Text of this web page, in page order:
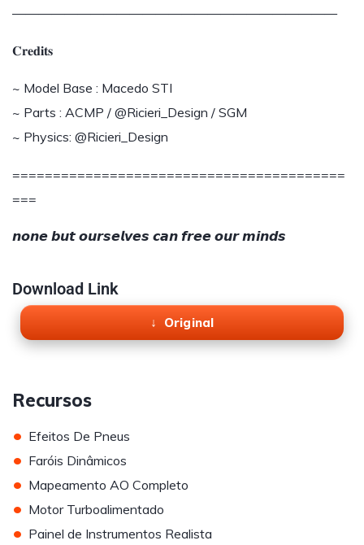
—————————————————————————
𝐂𝐫𝐞𝐝𝐢𝐭𝐬
~ Model Base : Macedo STI
~ Parts : ACMP / @Ricieri_Design / SGM
~ Physics: @Ricieri_Design
=========================================
===
𝙣𝙤𝙣𝙚 𝙗𝙪𝙩 𝙤𝙪𝙧𝙨𝙚𝙡𝙫𝙚𝙨 𝙘𝙖𝙣 𝙛𝙧𝙚𝙚 𝙤𝙪𝙧 𝙢𝙞𝙣𝙙𝙨​
Download Link
Original
Recursos
• Efeitos De Pneus
• Faróis Dinâmicos
• Mapeamento AO Completo
• Motor Turboalimentado
• Painel de Instrumentos Realista